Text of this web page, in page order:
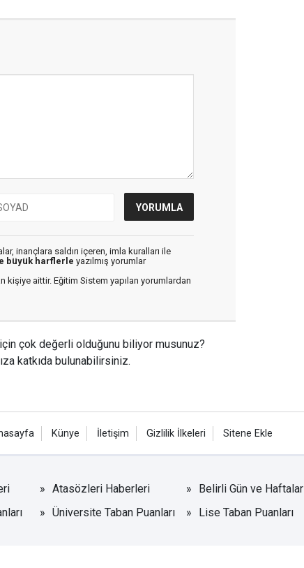
inançlara saldırı içeren, imla kuralları ile
büyük harflerle yazılmış yorumlar
kişiye aittir. Eğitim Sistem yapılan yorumlardan
çok değerli olduğunu biliyor musunuz?
katkıda bulunabilirsiniz.
Künye İletişim Gizlilik İlkeleri Sitene Ekle
Atasözleri Haberleri Belirli Gün ve Haftalar
Üniversite Taban Puanları Lise Taban Puanları